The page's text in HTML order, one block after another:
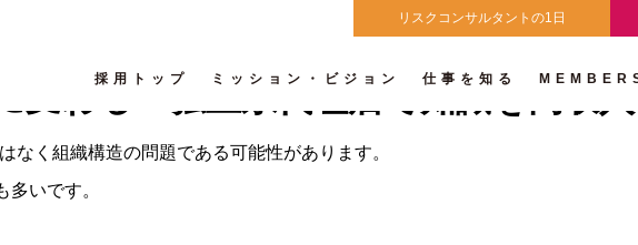
リスクコンサルタントの1日
採用トップ ミッション・ビジョン 仕事を知る
わる！独立系代理店で知識を高収入
く組織構造の問題である可能性があります。
いです。